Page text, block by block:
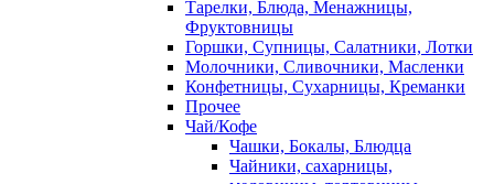
Тарелки, Блюда, Менажницы,
Фруктовницы
Горшки, Супницы, Салатники, Лотки
Молочники, Сливочники, Масленки
Конфетницы, Сухарницы, Креманки
Прочее
Чай/Кофе
Чашки, Бокалы, Блюдца
Чайники, сахарницы,